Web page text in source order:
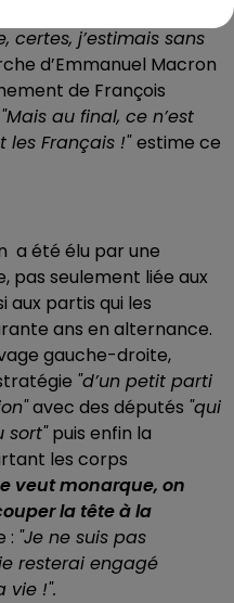
j’estimais sans
d’Emmanuel Macron
de François
"Mais au final, ce n’est
les Français !"estime ce
a été élu par une
seulement liée aux
aux partis qui les
ans en alternance.
gauche-droite,
"d’un petit parti
avec des députés "qui
sort"puis enfin la
les corps
veut monarque, on
la tête à la
: "Je ne suis pas
resterai engagé
vie !".